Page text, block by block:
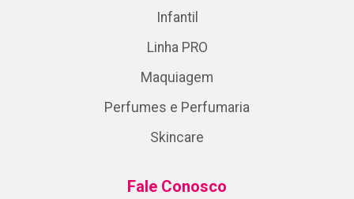
Infantil
Linha PRO
Maquiagem
Perfumes e Perfumaria
Skincare
Fale Conosco